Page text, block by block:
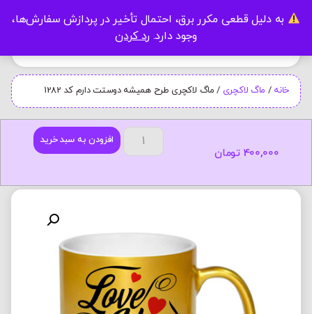
به دلیل قطعی مکرر برق، احتمال تأخیر در پردازش سفارش‌ها،
وجود دارد. رد کردن
خانه / ماگ لاکچری / ماگ لاکچری طرح همیشه دوستت دارم کد 1282
افزودن به سبد خرید
400,000 تومان